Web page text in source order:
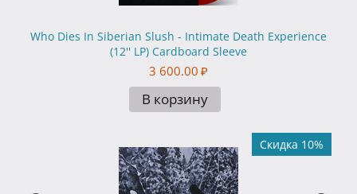
Who Dies In Siberian Slush - Intimate Death Experience
(12'' LP) Cardboard Sleeve
3 600.00 ₽
В корзину
Скидка 10%